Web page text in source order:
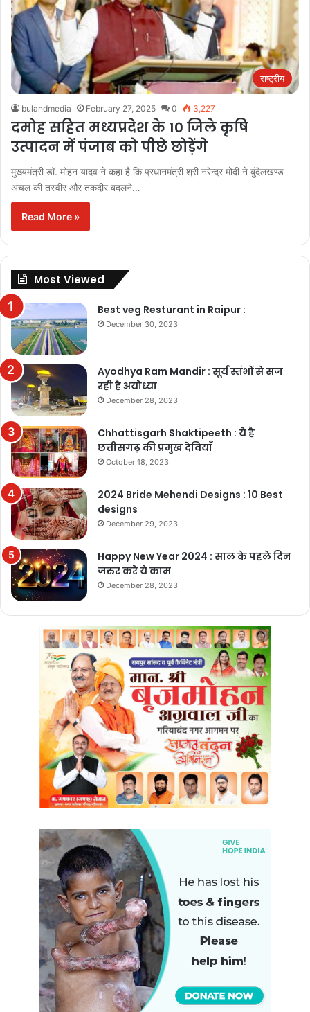
राष्ट्रीय
bulandmedia February 27, 2025 0 3,227
दमोह सहित मध्यप्रदेश के 10 जिले कृषि
उत्पादन में पंजाब को पीछे छोड़ेंगे
मुख्यमंत्री डॉ. मोहन यादव ने कहा है कि प्रधानमंत्री श्री नरेन्द्र मोदी ने बुंदेलखण्ड
अंचल की तस्वीर और तकदीर बदलने…
Read More »
Most Viewed
Best veg Resturant in Raipur :
December 30, 2023
Ayodhya Ram Mandir : सूर्य स्तंभों से सज
रही है अयोध्या
December 28, 2023
Chhattisgarh Shaktipeeth : ये है
छत्तीसगढ़ की प्रमुख देवियाँ
October 18, 2023
2024 Bride Mehendi Designs : 10 Best
designs
December 29, 2023
Happy New Year 2024 : साल के पहले दिन
जरुर करे ये काम
December 28, 2023